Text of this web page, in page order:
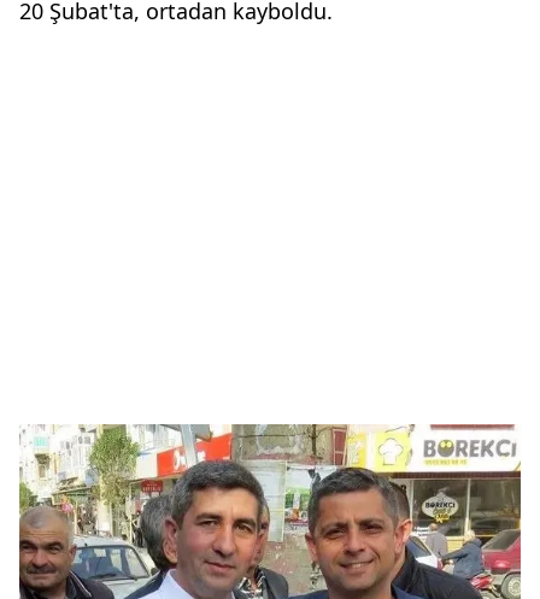
20 Şubat'ta, ortadan kayboldu.